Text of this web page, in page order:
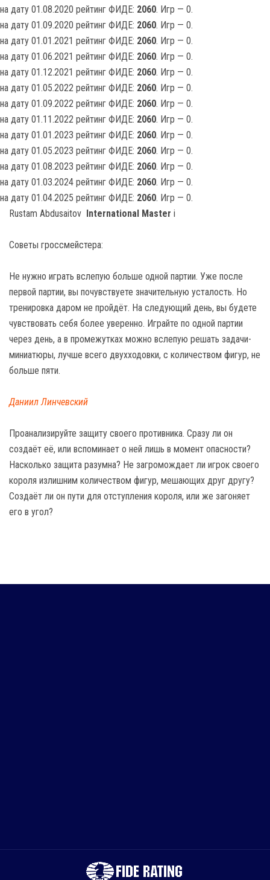
на дату 01.08.2020 рейтинг ФИДЕ: 2060. Игр — 0.
на дату 01.09.2020 рейтинг ФИДЕ: 2060. Игр — 0.
на дату 01.01.2021 рейтинг ФИДЕ: 2060. Игр — 0.
на дату 01.06.2021 рейтинг ФИДЕ: 2060. Игр — 0.
на дату 01.12.2021 рейтинг ФИДЕ: 2060. Игр — 0.
на дату 01.05.2022 рейтинг ФИДЕ: 2060. Игр — 0.
на дату 01.09.2022 рейтинг ФИДЕ: 2060. Игр — 0.
на дату 01.11.2022 рейтинг ФИДЕ: 2060. Игр — 0.
на дату 01.01.2023 рейтинг ФИДЕ: 2060. Игр — 0.
на дату 01.05.2023 рейтинг ФИДЕ: 2060. Игр — 0.
на дату 01.08.2023 рейтинг ФИДЕ: 2060. Игр — 0.
на дату 01.03.2024 рейтинг ФИДЕ: 2060. Игр — 0.
на дату 01.04.2025 рейтинг ФИДЕ: 2060. Игр — 0.
Rustam Abdusaitov International Master i
Советы гроссмейстера:
Не нужно играть вслепую больше одной партии. Уже после
первой партии, вы почувствуете значительную усталость. Но
тренировка даром не пройдёт. На следующий день, вы будете
чувствовать себя более уверенно. Играйте по одной партии
через день, а в промежутках можно вслепую решать задачи-
миниатюры, лучше всего двухходовки, с количеством фигур, не
больше пяти.
Даниил Линчевский
Проанализируйте защиту своего противника. Сразу ли он
создаёт её, или вспоминает о ней лишь в момент опасности?
Насколько защита разумна? Не загромождает ли игрок своего
короля излишним количеством фигур, мешающих друг другу?
Создаёт ли он пути для отступления короля, или же загоняет
его в угол?